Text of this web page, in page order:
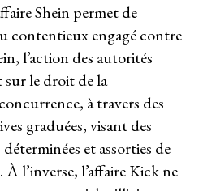
Shein permet de
contentieux engagé contre
l’action des autorités
le droit de la
à travers des
graduées, visant des
et assorties de
l’inverse, l’affaire Kick ne